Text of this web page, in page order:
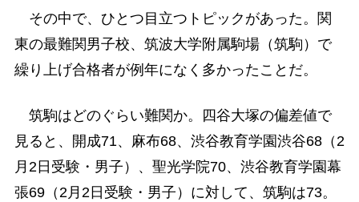
その中で、ひとつ目立つトピックがあった。関
東の最難関男子校、筑波大学附属駒場（筑駒）で
繰り上げ合格者が例年になく多かったことだ。
筑駒はどのぐらい難関か。四谷大塚の偏差値で
見ると、開成71、麻布68、渋谷教育学園渋谷68（2
月2日受験・男子）、聖光学院70、渋谷教育学園幕
張69（2月2日受験・男子）に対して、筑駒は73。